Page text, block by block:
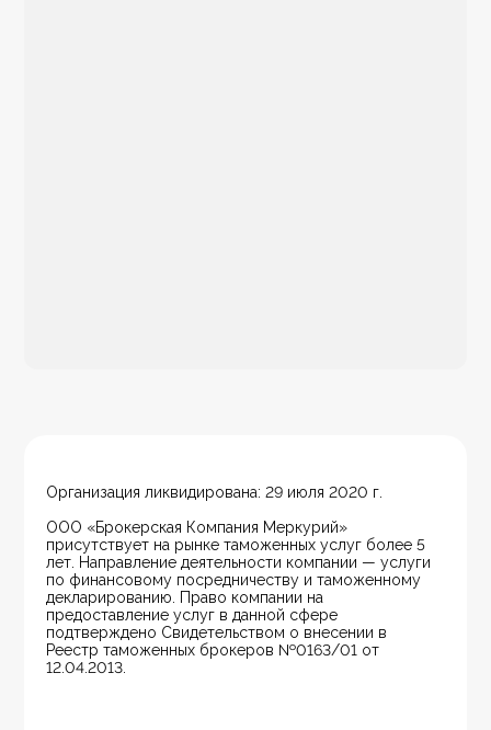
Организация ликвидирована: 29 июля 2020 г.
ООО «Брокерская Компания Меркурий»
присутствует на рынке таможенных услуг более 5
лет. Направление деятельности компании — услуги
по финансовому посредничеству и таможенному
декларированию. Право компании на
предоставление услуг в данной сфере
подтверждено Свидетельством о внесении в
Реестр таможенных брокеров №0163/01 от
12.04.2013.